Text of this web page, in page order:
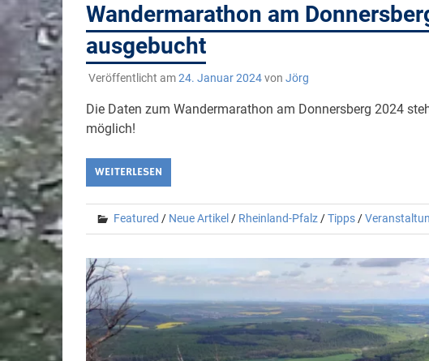
Wandermarathon am
ausgebucht
Veröffentlicht am24. Januar 2024von Jörg
Die Daten zum Wandermarathon am Donnersberg 2024
möglich!
WEITERLESEN
Featured / Neue Artikel / Rheinland-Pfalz/Tipps/